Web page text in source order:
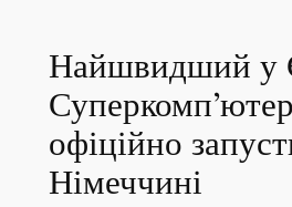
Найшвидший у
офіційно
Німеччині